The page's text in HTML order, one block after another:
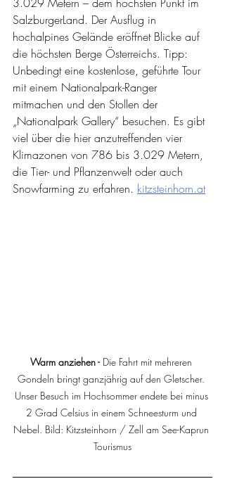
SalzburgerLand. Der Ausflug in
hochalpines Gelände eröffnet Blicke auf
die höchsten Berge Österreichs. Tipp:
Unbedingt eine kostenlose, geführte Tour
mit einem Nationalpark-Ranger
mitmachen und den Stollen der
„Nationalpark Gallery“ besuchen. Es gibt
viel über die hier anzutreffenden vier
Klimazonen von 786 bis 3.029 Metern,
die Tier- und Pflanzenwelt oder auch
Snowfarming zu erfahren. kitzsteinhorn.at
Warm anziehen - Die Fahrt mit mehreren
Gondeln bringt ganzjährig auf den Gletscher.
Unser Besuch im Hochsommer endete bei minus
2 Grad Celsius in einem Schneesturm und
Nebel. Bild: Kitzsteinhorn / Zell am See-Kaprun
Tourismus